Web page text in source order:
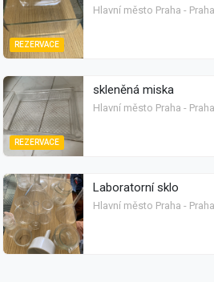
REZERVACE
Hlavní město Praha -
REZERVACE
skleněná miska
Hlavní město Praha -
Laboratorní sklo
Hlavní město Praha -